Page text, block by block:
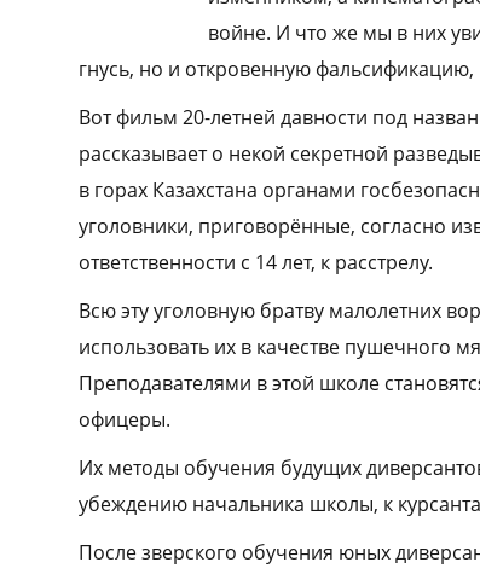
войне. И что же мы в них
гнусь, но и откровенную
Вот фильм 20-летней давности под
рассказывает о некой секретной
в горах Казахстана органами
уголовники, приговорённые, согласно
ответственности с 14 лет, к расстрелу.
Всю эту уголовную братву малолетних
использовать их в качестве пушечного
Преподавателями в этой школе
офицеры.
Их методы обучения будущих
убеждению начальника школы, к
После зверского обучения юных